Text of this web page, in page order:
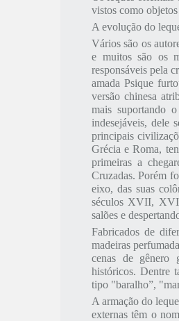
vistos como
A evolução do
Vários são os
e muitos são os
responsáveis pela
amada Psique
versão chinesa
mais suportando
indesejáveis, dele
principais
Grécia e Roma,
primeiras a
Cruzadas. Porém
eixo, das suas
séculos XVII,
salões e
Fabricados de
madeiras
cenas de gênero
históricos. Dentre
tipo "baralho”,
A armação do
externas têm o